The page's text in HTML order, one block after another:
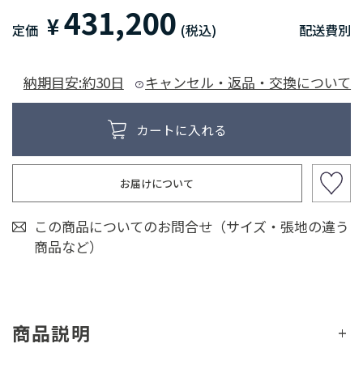
定価 ¥431,200 (税込) 配送費別
納期目安:約30日 キャンセル・返品・交換について
お届けについて
この商品についてのお問合せ（サイズ・張地の違う
商品など）
商品説明